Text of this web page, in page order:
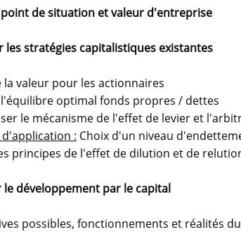
point de situation et valeur d'entreprise
les stratégies capitalistiques existantes
la valeur pour les actionnaires
optimal fonds propres / dettes
le mécanisme de l'effet de levier et
d'application : Choix d'un niveau
principes de l'effet de dilution et de
le développement par le capital
possibles, fonctionnements et réalités